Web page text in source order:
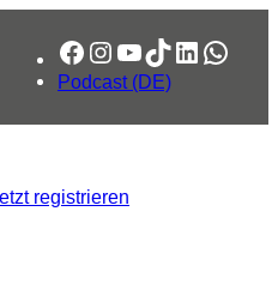
Facebook
Instagram
YouTube
TikTok
LinkedIn
Podcast (DE)
registrieren